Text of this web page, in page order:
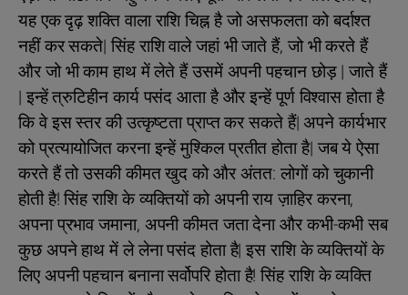
यह एक दृढ़ शक्ति वाला राशि चिह्न है जो असफलता को बर्दाश्त
नहीं कर सकते| सिंह राशि वाले जहां भी जाते हैं, जो भी करते हैं
और जो भी काम हाथ में लेते हैं उसमें अपनी पहचान छोड़ | जाते हैं
| इन्हें त्रुटिहीन कार्य पसंद आता है और इन्हें पूर्ण विश्वास होता है
कि वे इस स्तर की उत्कृष्टता प्राप्त कर सकते हैं| अपने कार्यभार
को प्रत्यायोजित करना इन्हें मुश्किल प्रतीत होता है| जब ये ऐसा
करते हैं तो उसकी कीमत खुद को और अंतत: लोगों को चुकानी
होती है! सिंह राशि के व्यक्तियों को अपनी राय ज़ाहिर करना,
अपना प्रभाव जमाना, अपनी कीमत जता देना और कभी-कभी सब
कुछ अपने हाथ में ले लेना पसंद होता है| इस राशि के व्यक्तियों के
लिए अपनी पहचान बनाना सर्वोपरि होता है! सिंह राशि के व्यक्ति